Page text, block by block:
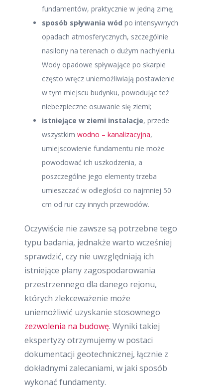
fundamentów, praktycznie w jedną zimę;
sposób spływania wód po intensywnych
opadach atmosferycznych, szczególnie
nasilony na terenach o dużym nachyleniu.
Wody opadowe spływające po skarpie
często wręcz uniemożliwiają postawienie
w tym miejscu budynku, powodując też
niebezpieczne osuwanie się ziemi;
istniejące w ziemi instalacje, przede
wszystkim wodno – kanalizacyjna,
umiejscowienie fundamentu nie może
powodować ich uszkodzenia, a
poszczególne jego elementy trzeba
umieszczać w odległości co najmniej 50
cm od rur czy innych przewodów.
Oczywiście nie zawsze są potrzebne tego
typu badania, jednakże warto wcześniej
sprawdzić, czy nie uwzględniają ich
istniejące plany zagospodarowania
przestrzennego dla danego rejonu,
których zlekceważenie może
uniemożliwić uzyskanie stosownego
zezwolenia na budowę. Wyniki takiej
ekspertyzy otrzymujemy w postaci
dokumentacji geotechnicznej, łącznie z
dokładnymi zalecaniami, w jaki sposób
wykonać fundamenty.